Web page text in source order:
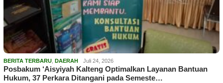
BERITA TERBARU DAERAH Juli 24, 2026
Posbakum ‘Aisyiyah Kalteng Optimalkan Layanan Bantuan
Hukum, 37 Perkara Ditangani pada Semeste…